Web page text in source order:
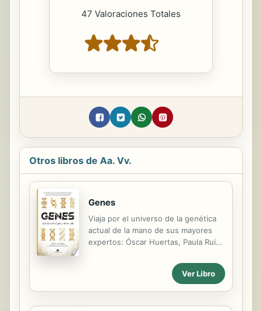
47 Valoraciones Totales
Otros libros de Aa. Vv.
Genes
Viaja por el universo de la genética
actual de la mano de sus mayores
expertos: Óscar Huertas, Paula Ruiz
Alex Richter-Boix, Víctor García
Tagua, Adrián Villalba, Carlos Romá,
Ver Libro